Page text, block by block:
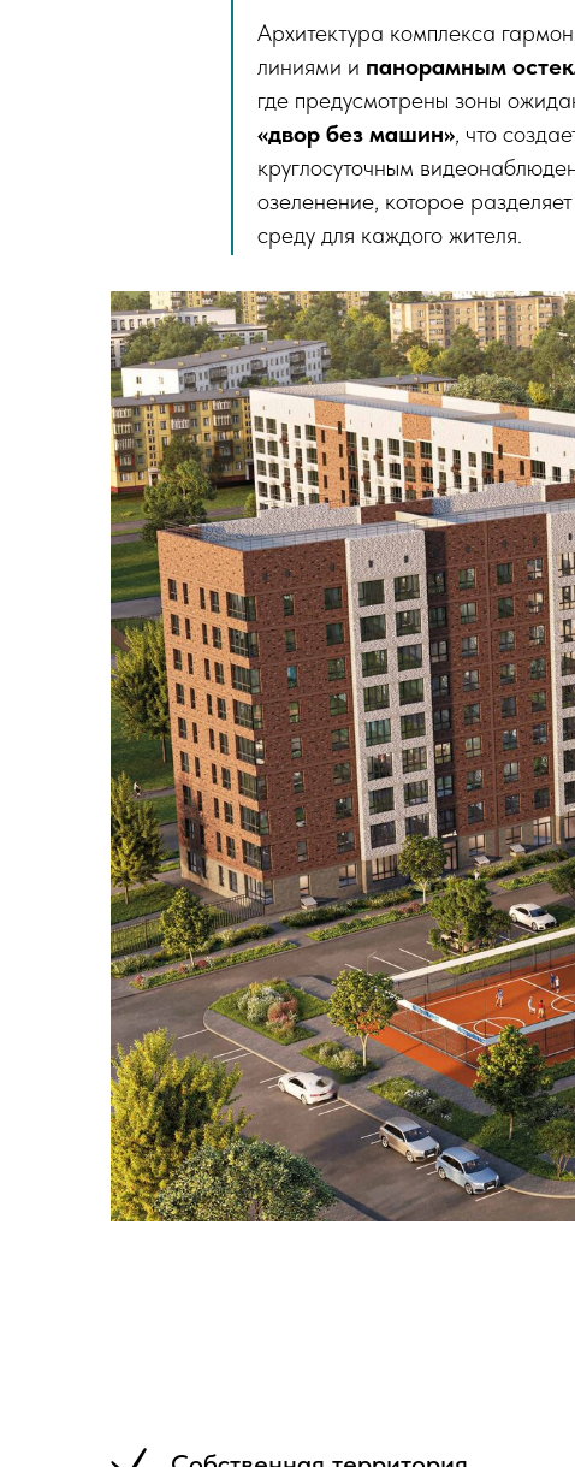
Архитектура комплекса
линиями и панорамным
где предусмотрены зоны
«двор без машин», что
круглосуточным
озеленение, которое
среду для каждого жителя.